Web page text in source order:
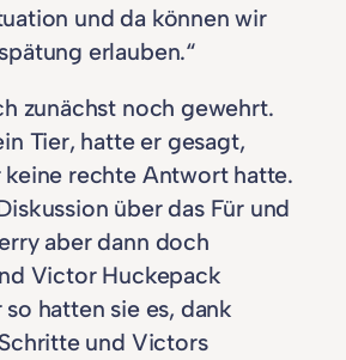
und da können wir
erlauben.“
zunächst noch gewehrt.
Tier, hatte er gesagt,
rechte Antwort hatte.
über das Für und
aber dann doch
Victor Huckepack
hatten sie es, dank
und Victors